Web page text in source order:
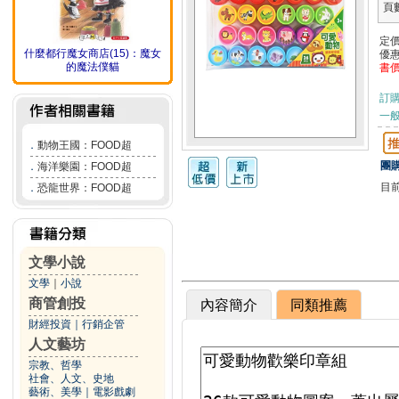
什麼都行魔女商店(15)：魔女
的魔法僕貓
． 動物王國：FOOD超
． 海洋樂園：FOOD超
． 恐龍世界：FOOD超
文學小說
文學 小說
商管創投
財經投資 行銷企管
人文藝坊
宗教、哲學
社會、人文、史地
藝術、美學
電影戲劇
頁
定
優
書
訂
一
團
目
內容簡介 同類推薦